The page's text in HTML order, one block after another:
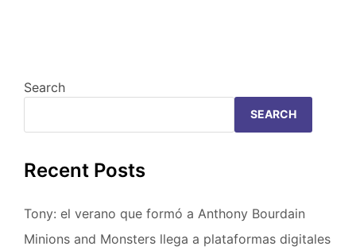
Search
SEARCH
Recent Posts
Tony: el verano que formó a Anthony Bourdain
Minions and Monsters llega a plataformas digitales